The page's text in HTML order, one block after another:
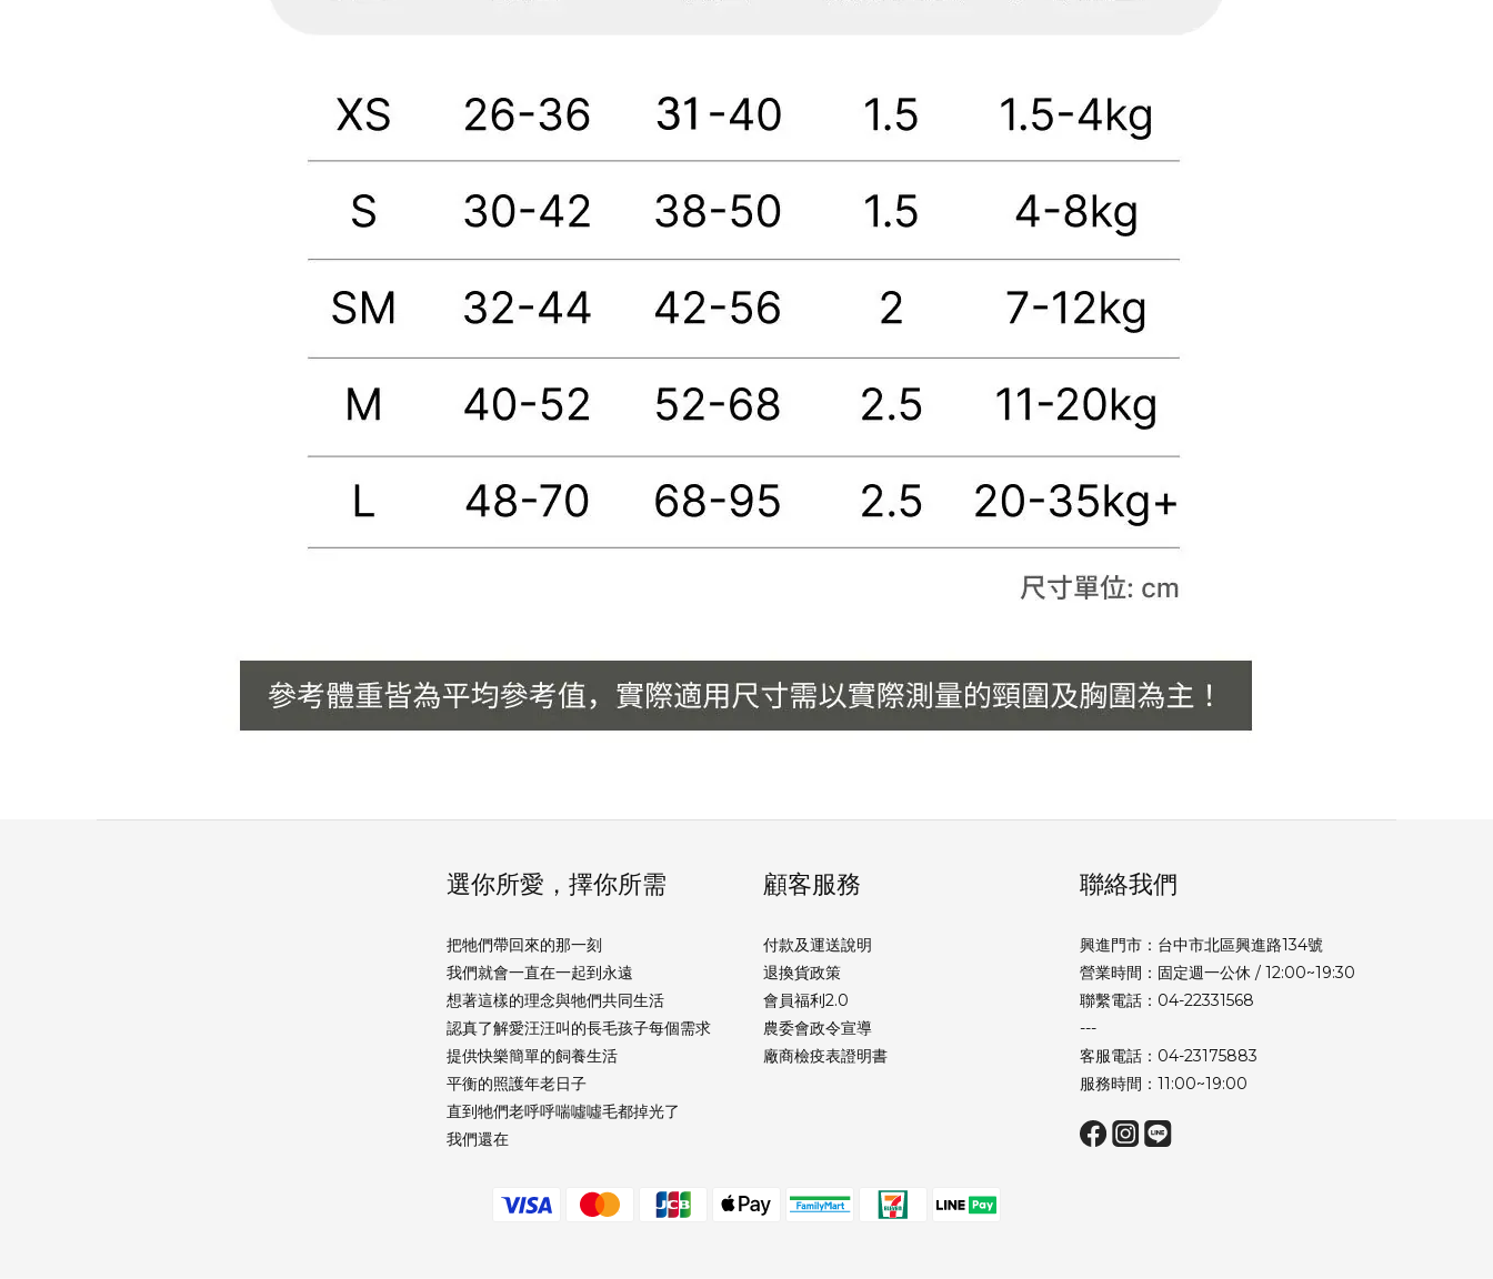
選你所愛，擇你所需
把牠們帶回來的那一刻
我們就會一直在一起到永遠
想著這樣的理念與牠們共同生活
認真了解愛汪汪叫的長毛孩子每個需求
提供快樂簡單的飼養生活
平衡的照護年老日子
直到牠們老呼呼喘噓噓毛都掉光了
我們還在
顧客服務
付款及運送說明
退換貨政策
會員福利2.0
農委會政令宣導
廠商檢疫表證明書
聯絡我們
興進門市：台中市北區興進路134號
營業時間：固定週一公休 / 12:00~19:30
聯繫電話：04-22331568
---
客服電話：04-23175883
服務時間：11:00~19:00